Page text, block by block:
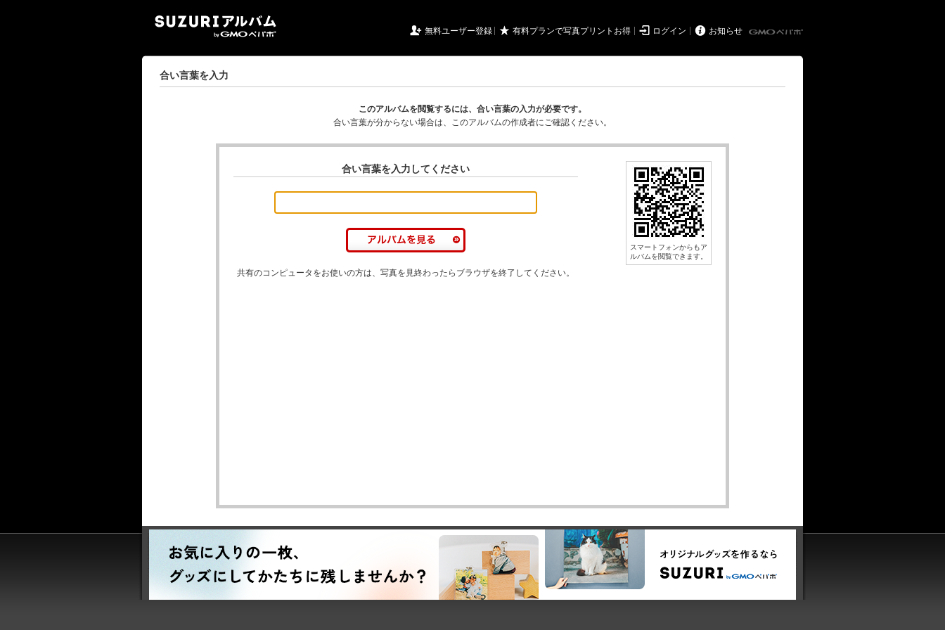
 無料ユーザー登録 ★ 有料プランで写真プリントお得  ログイン  お知らせ
合い言葉を入力
このアルバムを閲覧するには、合い言葉の入力が必要です。
合い言葉が分からない場合は、このアルバムの作成者にご確認ください。
合い言葉を入力してください
共有のコンピュータをお使いの方は、写真を見終わったらブラウザを終了してください。
スマートフォンからもア
ルバムを閲覧できます。